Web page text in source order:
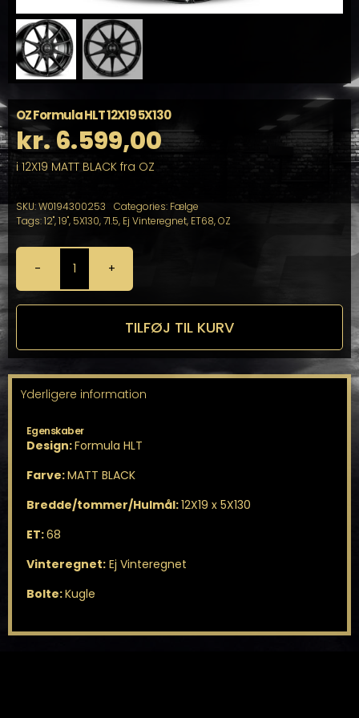
OZ Formula HLT 12X19 5X130
kr.6.599,00
i 12X19 MATT BLACK fra OZ
SKU:W0194300253 Categories: Fælge
Tags:12",19", 5X130,71.5, Ej Vinteregnet, ET68,OZ
OZ
Formula
HLT
antal
TILFØJ TIL KURV
Yderligere information
Egenskaber
Design:Formula HLT
Farve:MATT BLACK
Bredde/tommer/Hulmål:12X19 x 5X130
ET:68
Vinteregnet:Ej Vinteregnet
Bolte:Kugle